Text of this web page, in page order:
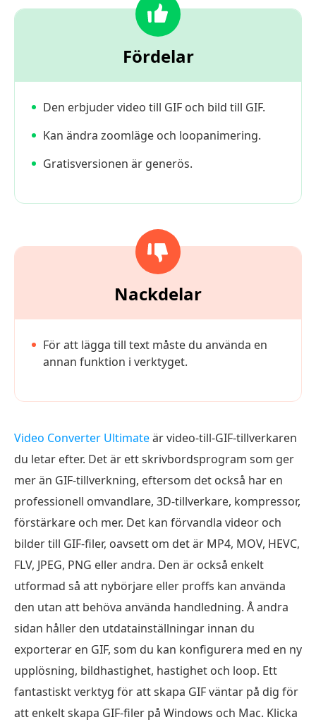
Fördelar
Den erbjuder video till GIF och bild till GIF.
Kan ändra zoomläge och loopanimering.
Gratisversionen är generös.
Nackdelar
För att lägga till text måste du använda en
annan funktion i verktyget.
Video Converter Ultimateär video-till-GIF-tillverkaren
du letar efter. Det är ett skrivbordsprogram som ger
mer än GIF-tillverkning, eftersom det också har en
professionell omvandlare, 3D-tillverkare, kompressor,
förstärkare och mer. Det kan förvandla videor och
bilder till GIF-filer, oavsett om det är MP4, MOV, HEVC,
FLV, JPEG, PNG eller andra. Den är också enkelt
utformad så att nybörjare eller proffs kan använda
den utan att behöva använda handledning. Å andra
sidan håller den utdatainställningar innan du
exporterar en GIF, som du kan konfigurera med en ny
upplösning, bildhastighet, hastighet och loop. Ett
fantastiskt verktyg för att skapa GIF väntar på dig för
att enkelt skapa GIF-filer på Windows och Mac. Klicka